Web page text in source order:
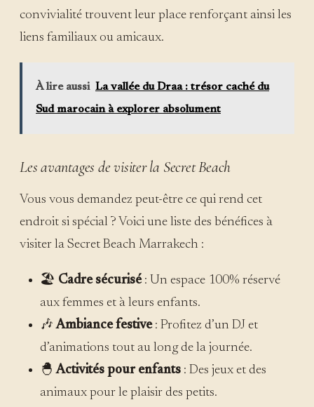
convivialité trouvent leur place renforçant ainsi les
liens familiaux ou amicaux.
À lire aussi La vallée du Draa : trésor caché du
Sud marocain à explorer absolument
Les avantages de visiter la Secret Beach
Vous vous demandez peut-être ce qui rend cet
endroit si spécial ? Voici une liste des bénéfices à
visiter la Secret Beach Marrakech :
🏖️ Cadre sécurisé: Un espace 100% réservé
aux femmes et à leurs enfants.
🎶Ambiance festive: Profitez d’un DJ et
d’animations tout au long de la journée.
🐣Activités pour enfants: Des jeux et des
animaux pour le plaisir des petits.